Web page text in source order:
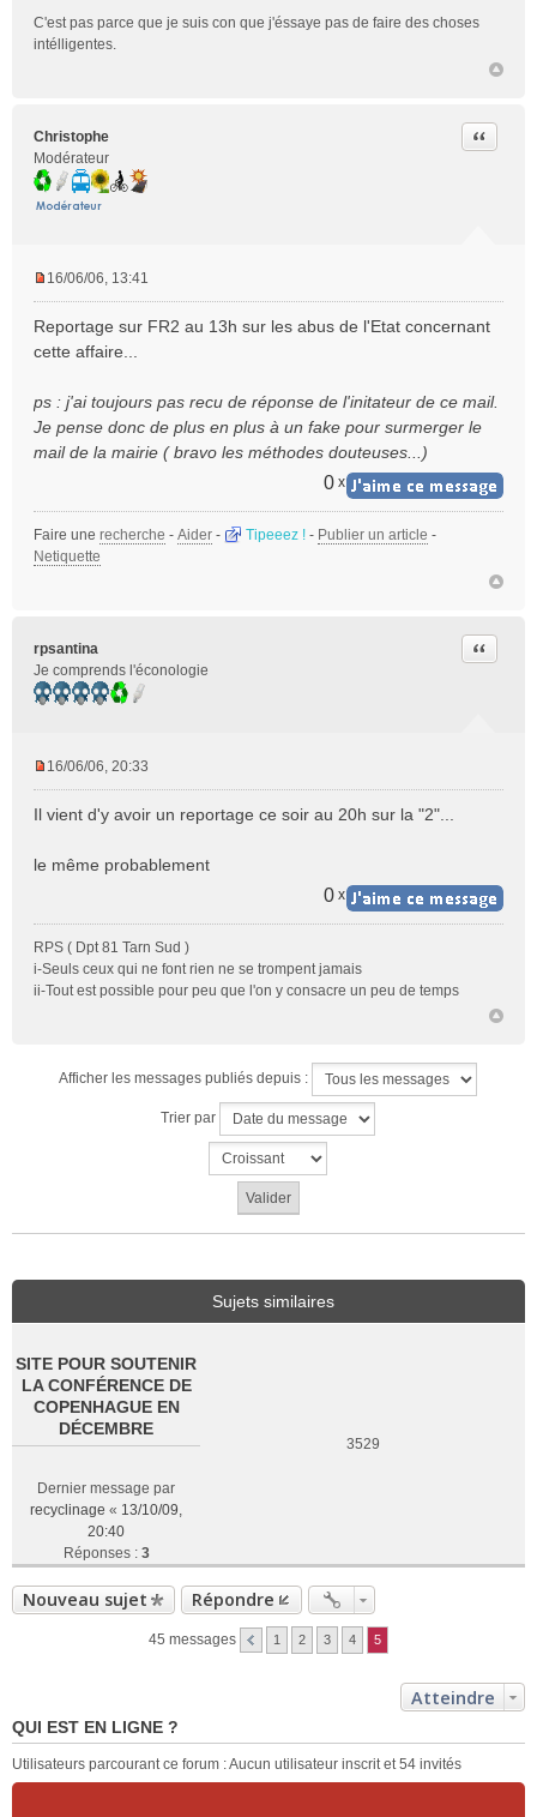
C'est pas parce que je suis con que j'éssaye pas de faire des choses
intélligentes.
Christophe
Modérateur
Citer
s
s
g
e
l
u
16/06/06, 13:41
Reportage sur FR2 au 13h sur les abus de l'Etat concernant
cette affaire...
ps : j'ai toujours pas recu de réponse de l'initateur de ce mail.
Je pense donc de plus en plus à un fake pour surmerger le
mail de la mairie ( bravo les méthodes douteuses...)
0 x
Faire une recherche - Aider - Tipeeez ! - Publier un article -
Netiquette
rpsantina
Je comprends l'éconologie
Citer
s
a
o
n
l
16/06/06, 20:33
Il vient d'y avoir un reportage ce soir au 20h sur la "2"...
le même probablement
0 x
RPS ( Dpt 81 Tarn Sud )
i-Seuls ceux qui ne font rien ne se trompent jamais
ii-Tout est possible pour peu que l'on y consacre un peu de temps
Afficher les messages publiés depuis :
Trier par
Sujets similaires
SITE POUR SOUTENIR
LA CONFÉRENCE DE
COPENHAGUE EN
DÉCEMBRE
Dernier message par
recyclinage « 13/10/09,
20:40
Réponses : 3
3529
Nouveau sujet Répondre
45 messages 1 2 3 4 5
Atteindre
QUI EST EN LIGNE ?
Utilisateurs parcourant ce forum : Aucun utilisateur inscrit et 54 invités